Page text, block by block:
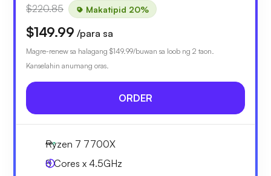
$220.85 Makatipid 20%
$149.99 /para sa
Magre-renew sa halagang $149.99/buwan sa loob ng 2 taon.
Kanselahin anumang oras.
ORDER
Ryzen 7 7700X
8 Cores x 4.5GHz